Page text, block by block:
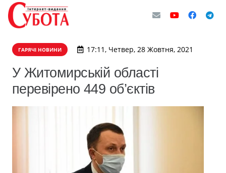
ГАРЯЧІ НОВИНИ 17:11, Четвер, 28 Жовтня, 2021
У Житомирській області
перевірено 449 об’єктів